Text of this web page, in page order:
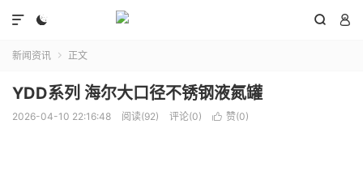
  

新闻资讯  正文
YDD系列 海尔大口径不锈钢液氮罐
2026-04-10 22:16:48 阅读(92) 评论(0)  赞(0)